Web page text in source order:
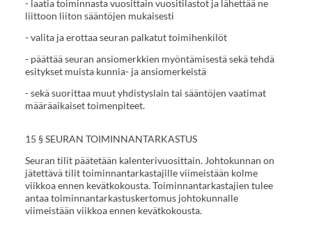
- laatia toiminnasta vuosittain vuositilastot ja lähettää ne
liittoon liiton sääntöjen mukaisesti
- valita ja erottaa seuran palkatut toimihenkilöt
- päättää seuran ansiomerkkien myöntämisestä sekä tehdä
esitykset muista kunnia- ja ansiomerkeistä
- sekä suorittaa muut yhdistyslain tai sääntöjen vaatimat
määräaikaiset toimenpiteet.
15 § SEURAN TOIMINNANTARKASTUS
Seuran tilit päätetään kalenterivuosittain. Johtokunnan on
jätettävä tilit toiminnantarkastajille viimeistään kolme
viikkoa ennen kevätkokousta. Toiminnantarkastajien tulee
antaa toiminnantarkastuskertomus johtokunnalle
viimeistään viikkoa ennen kevätkokousta.